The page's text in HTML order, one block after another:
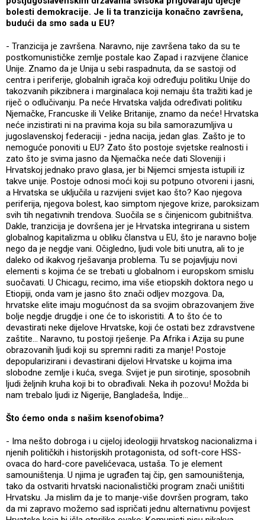
bolesti demokracije. Je li ta tranzicija konačno završena,
budući da smo sada u EU?
- Tranzicija je završena. Naravno, nije završena tako da su te
postkomunističke zemlje postale kao Zapad i razvijene članice
Unije. Znamo da je Unija u sebi raspadnuta, da se sastoji od
centra i periferije, globalnih igrača koji određuju politiku Unije do
takozvanih pikzibnera i marginalaca koji nemaju šta tražiti kad je
riječ o odlučivanju. Pa neće Hrvatska valjda određivati politiku
Njemačke, Francuske ili Velike Britanije, znamo da neće! Hrvatska
neće inzistirati ni na pravima koja su bila samorazumljiva u
jugoslavenskoj federaciji - jedna nacija, jedan glas. Zašto je to
nemoguće ponoviti u EU? Zato što postoje svjetske realnosti i
zato što je svima jasno da Njemačka neće dati Sloveniji i
Hrvatskoj jednako pravo glasa, jer bi Nijemci smjesta istupili iz
takve unije. Postoje odnosi moći koji su potpuno otvoreni i jasni,
a Hrvatska se uključila u razvijeni svijet kao što? Kao njegova
periferija, njegova bolest, kao simptom njegove krize, paroksizam
svih tih negativnih trendova. Suočila se s činjenicom gubitništva.
Dakle, tranzicija je dovršena jer je Hrvatska integrirana u sistem
globalnog kapitalizma u obliku članstva u EU, što je naravno bolje
nego da je negdje vani. Očigledno, ljudi vole biti unutra, ali to je
daleko od ikakvog rješavanja problema. Tu se pojavljuju novi
elementi s kojima će se trebati u globalnom i europskom smislu
suočavati. U Chicagu, recimo, ima više etiopskih doktora nego u
Etiopiji, onda vam je jasno što znači odljev mozgova. Da,
hrvatske elite imaju mogućnost da sa svojim obrazovanjem žive
bolje negdje drugdje i one će to iskoristiti. A to što će to
devastirati neke dijelove Hrvatske, koji će ostati bez zdravstvene
zaštite... Naravno, tu postoji rješenje. Pa Afrika i Azija su pune
obrazovanih ljudi koji su spremni raditi za manje! Postoje
depopularizirani i devastirani dijelovi Hrvatske u kojima ima
slobodne zemlje i kuća, svega. Svijet je pun sirotinje, sposobnih
ljudi željnih kruha koji bi to obrađivali. Neka ih pozovu! Možda bi
nam trebalo ljudi iz Nigerije, Bangladeša, Indije...
Što ćemo onda s našim ksenofobima?
- Ima nešto dobroga i u cijeloj ideologiji hrvatskog nacionalizma i
njenih političkih i historijskih protagonista, od soft-core HSS-
ovaca do hard-core pavelićevaca, ustaša. To je element
samouništenja. U njima je ugrađen taj čip, gen samouništenja,
tako da ostvariti hrvatski nacionalistički program znači uništiti
Hrvatsku. Ja mislim da je to manje-više dovršen program, tako
da mi zapravo možemo sad ispričati jednu alternativnu povijest